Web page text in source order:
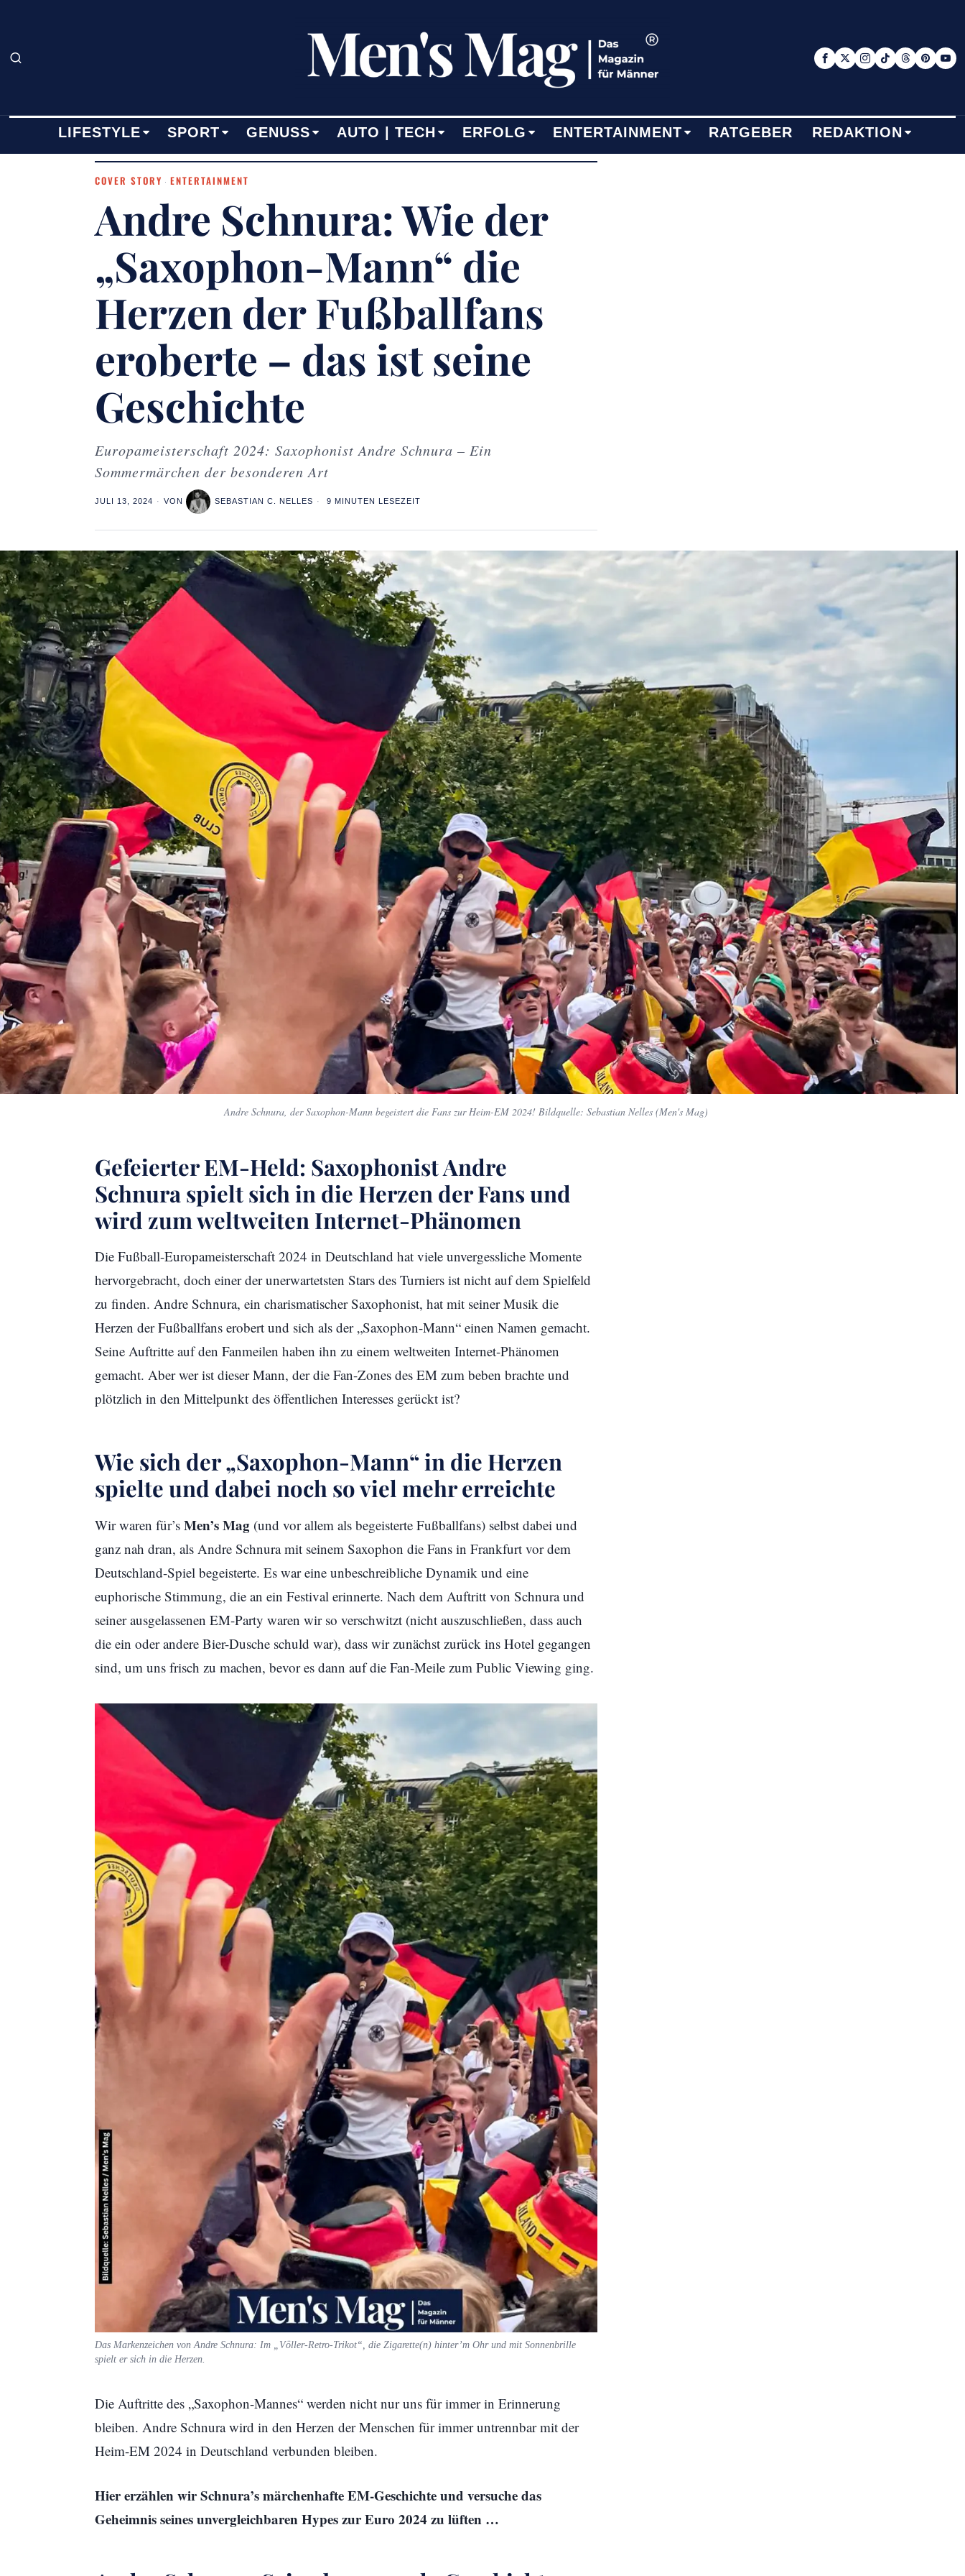
LIFESTYLE SPORT GENUSS AUTO | TECH ERFOLG ENTERTAINMENT RATGEBER REDAKTION
COVER STORY · ENTERTAINMENT
Andre Schnura: Wie der
„Saxophon-Mann“ die
Herzen der Fußballfans
eroberte – das ist seine
Geschichte
Europameisterschaft 2024: Saxophonist Andre Schnura – Ein
Sommermärchen der besonderen Art
JULI 13, 2024 VON SEBASTIAN C. NELLES 9 MINUTEN LESEZEIT
Andre Schnura, der Saxophon-Mann begeistert die Fans zur Heim-EM 2024! Bildquelle: Sebastian Nelles (Men's Mag)
Gefeierter EM-Held: Saxophonist Andre
Schnura spielt sich in die Herzen der Fans und
wird zum weltweiten Internet-Phänomen
Die Fußball-Europameisterschaft 2024 in Deutschland hat viele unvergessliche Momente
hervorgebracht, doch einer der unerwartetsten Stars des Turniers ist nicht auf dem Spielfeld
zu finden. Andre Schnura, ein charismatischer Saxophonist, hat mit seiner Musik die
Herzen der Fußballfans erobert und sich als der „Saxophon-Mann“ einen Namen gemacht.
Seine Auftritte auf den Fanmeilen haben ihn zu einem weltweiten Internet-Phänomen
gemacht. Aber wer ist dieser Mann, der die Fan-Zones des EM zum beben brachte und
plötzlich in den Mittelpunkt des öffentlichen Interesses gerückt ist?
Wie sich der „Saxophon-Mann“ in die Herzen
spielte und dabei noch so viel mehr erreichte
Wir waren für’s Men’s Mag (und vor allem als begeisterte Fußballfans) selbst dabei und
ganz nah dran, als Andre Schnura mit seinem Saxophon die Fans in Frankfurt vor dem
Deutschland-Spiel begeisterte. Es war eine unbeschreibliche Dynamik und eine
euphorische Stimmung, die an ein Festival erinnerte. Nach dem Auftritt von Schnura und
seiner ausgelassenen EM-Party waren wir so verschwitzt (nicht auszuschließen, dass auch
die ein oder andere Bier-Dusche schuld war), dass wir zunächst zurück ins Hotel gegangen
sind, um uns frisch zu machen, bevor es dann auf die Fan-Meile zum Public Viewing ging.
Das Markenzeichen von Andre Schnura: Im „Völler-Retro-Trikot“, die Zigarette(n) hinter’m Ohr und mit Sonnenbrille
spielt er sich in die Herzen.
Die Auftritte des „Saxophon-Mannes“ werden nicht nur uns für immer in Erinnerung
bleiben. Andre Schnura wird in den Herzen der Menschen für immer untrennbar mit der
Heim-EM 2024 in Deutschland verbunden bleiben.
Hier erzählen wir Schnura’s märchenhafte EM-Geschichte und versuche das
Geheimnis seines unvergleichbaren Hypes zur Euro 2024 zu lüften …